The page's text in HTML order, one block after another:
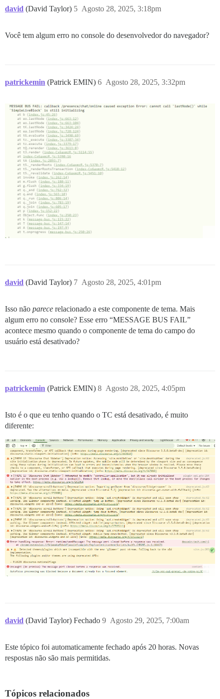
david (David Taylor) Agosto 28, 2025, 3:18pm
5
Você tem algum erro no console do desenvolvedor do navegador?
patrickemin (Patrick EMIN) Agosto 28, 2025, 3:32pm
6
david (David Taylor) Agosto 28, 2025, 4:01pm
7
Isso não parece relacionado a este componente de tema. Mais
algum erro no console? Esse erro “MESSAGE BUS FAIL”
acontece mesmo quando o componente de tema do campo do
usuário está desativado?
patrickemin (Patrick EMIN) Agosto 28, 2025, 4:05pm
8
Isto é o que eu tenho quando o TC está desativado, é muito
diferente:
david (David Taylor) Fechado Agosto 29, 2025, 7:00am
9
Este tópico foi automaticamente fechado após 20 horas. Novas
respostas não são mais permitidas.
Tópicos relacionados